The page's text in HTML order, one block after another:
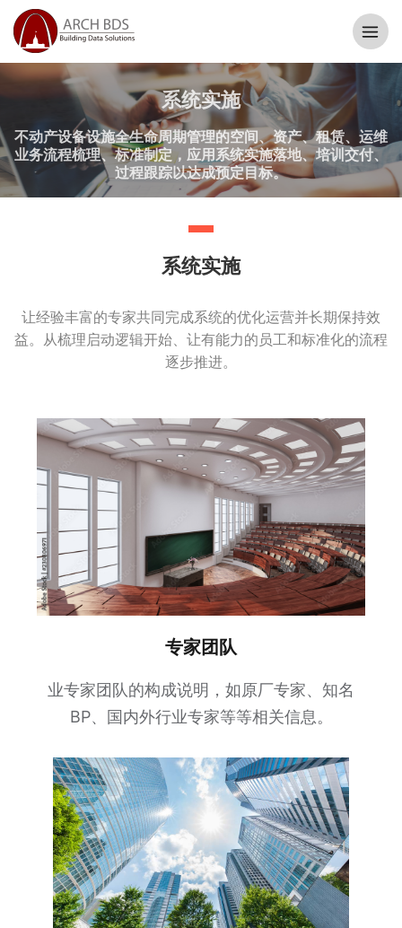
系统实施
不动产设备设施全生命周期管理的空间、资产、租赁、运维
业务流程梳理、标准制定，应用系统实施落地、培训交付、
过程跟踪以达成预定目标。
系统实施
让经验丰富的专家共同完成系统的优化运营并长期保持效
益。从梳理启动逻辑开始、让有能力的员工和标准化的流程
逐步推进。
专家团队
业专家团队的构成说明，如原厂专家、知名
BP、国内外行业专家等等相关信息。